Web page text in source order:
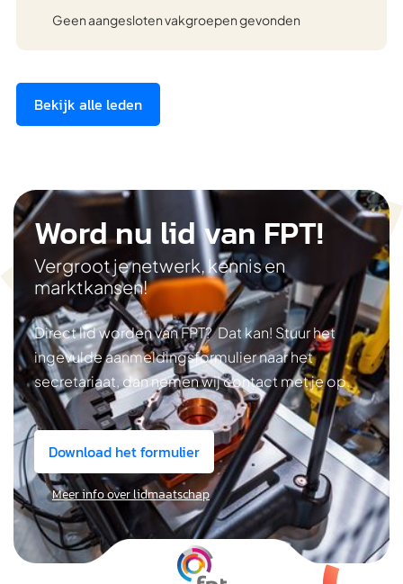
Geen aangesloten vakgroepen gevonden
Bekijk alle leden
Word nu lid van FPT!
Vergroot je netwerk, kennis en
marktkansen!
Direct lid worden van FPT? Dat kan! Stuur het
ingevulde aanmeldingsformulier naar het
secretariaat, dan nemen wij contact met je op.
Download het formulier
Meer info over lidmaatschap